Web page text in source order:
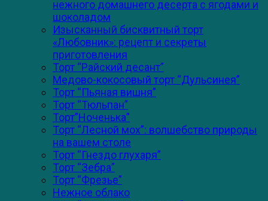
нежного домашнего десерта с ягодами и
шоколадом
Изысканный бисквитный торт
«Любовник»: рецепт и секреты
приготовления
Торт “Райский десант”
Медово-кокосовый торт “Дульсинея”
Торт “Пьяная вишня”
Торт “Тюльпан”
Торт”Ноченька”
Торт “Лесной мох”: волшебство природы
на вашем столе
Торт “Гнездо глухаря”
Торт “Зебра”
Торт “Фрезье”
Нежное облако